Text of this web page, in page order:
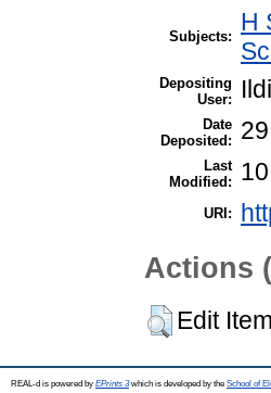
Subjects:
H
Depositing
User:
Date
Deposited:
Last
Modified:
URI:
Actions
Edit Item
REAL-d is powered by EPrints 3which is developed by the School of